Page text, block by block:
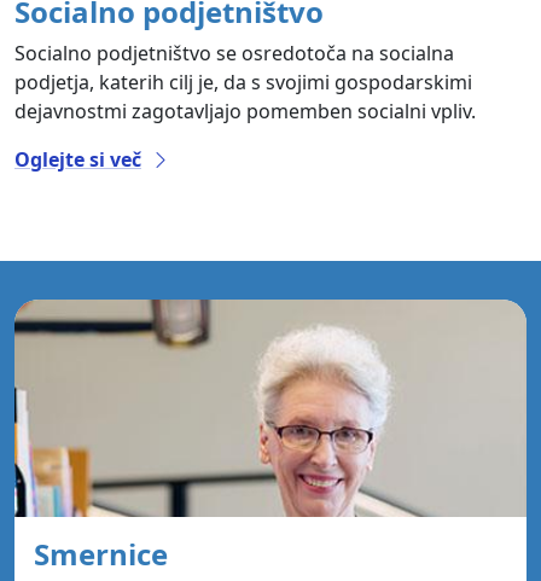
Socialno podjetništvo
Socialno podjetništvo se osredotoča na socialna
podjetja, katerih cilj je, da s svojimi gospodarskimi
dejavnostmi zagotavljajo pomemben socialni vpliv.
Oglejte si več
Smernice